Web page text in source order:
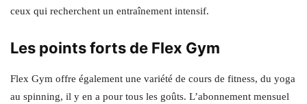
ceux qui recherchent un entraînement intensif.
Les points forts de Flex Gym
Flex Gym offre également une variété de cours de fitness, du yoga
au spinning, il y en a pour tous les goûts. L’abonnement mensuel